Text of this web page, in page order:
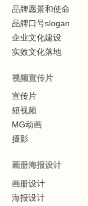
品牌愿景和使命
品牌口号slogan
企业文化建设
实效文化落地
视频宣传片
宣传片
短视频
MG动画
摄影
画册海报设计
画册设计
海报设计